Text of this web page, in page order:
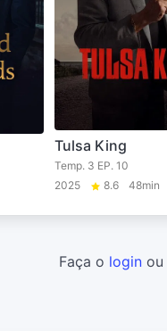
Tulsa King
Temp. 3 EP. 10
2025
8.6 48min
Faça o login ou